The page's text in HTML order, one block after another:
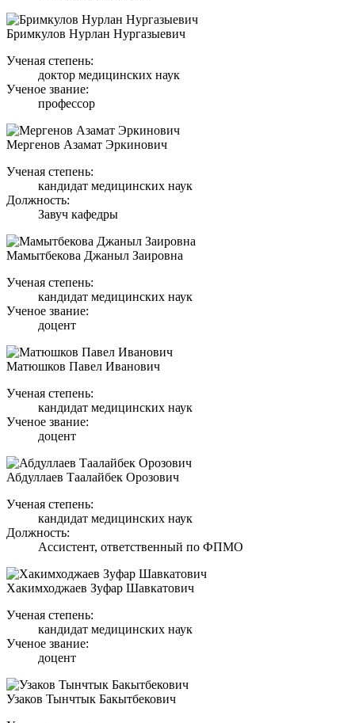
Бримкулов Нурлан Нургазыевич
Ученая степень:
доктор медицинских наук
Ученое звание:
профессор
Мергенов Азамат Эркинович
Ученая степень:
кандидат медицинских наук
Должность:
Завуч кафедры
Мамытбекова Джаныл Заировна
Ученая степень:
кандидат медицинских наук
Ученое звание:
доцент
Матюшков Павел Иванович
Ученая степень:
кандидат медицинских наук
Ученое звание:
доцент
Абдуллаев Таалайбек Орозович
Ученая степень:
кандидат медицинских наук
Должность:
Ассистент, ответственный по ФПМО
Хакимходжаев Зуфар Шавкатович
Ученая степень:
кандидат медицинских наук
Ученое звание:
доцент
Узаков Тынчтык Бакытбекович